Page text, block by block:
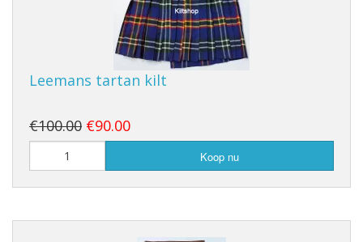
Leemans tartan kilt
€100.00 €90.00
Koop nu